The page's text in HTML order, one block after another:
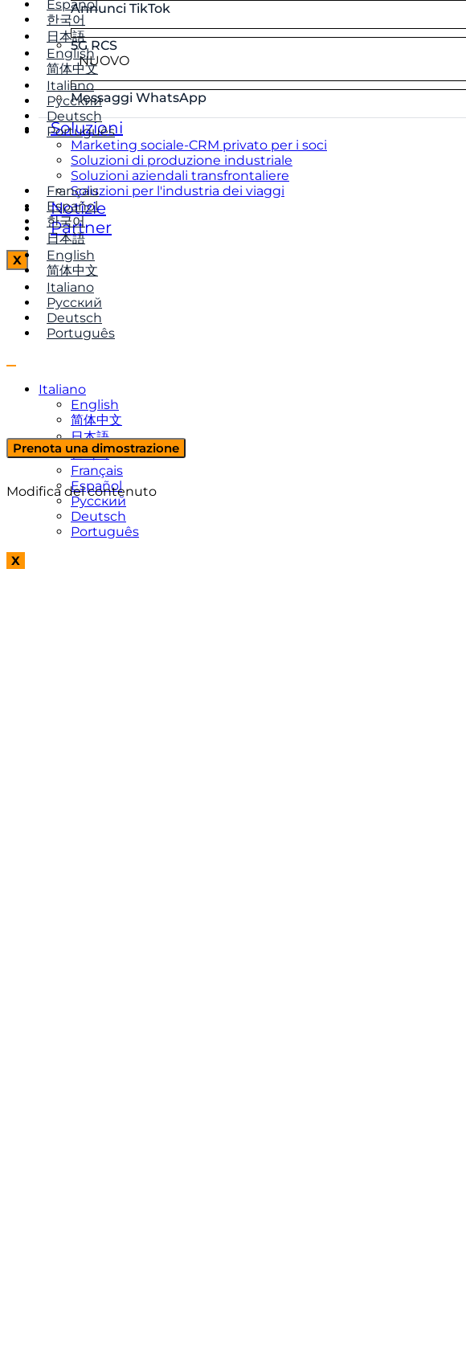
Annunci TikTok
5G RCS
NUOVO
Messaggi WhatsApp
Soluzioni
Marketing sociale-CRM privato per i soci
Soluzioni di produzione industriale
Soluzioni aziendali transfrontaliere
Soluzioni per l'industria dei viaggi
Notizie
Partner
X
Español
한국어
日本語
English
简体中文
Italiano
Русский
Deutsch
Português
Français
Español
한국어
日本語
English
简体中文
Italiano
Русский
Deutsch
Português
Italiano
English
简体中文
日本語
한국어
Français
Español
Русский
Deutsch
Português
X
Prenota una dimostrazione
Modifica del contenuto